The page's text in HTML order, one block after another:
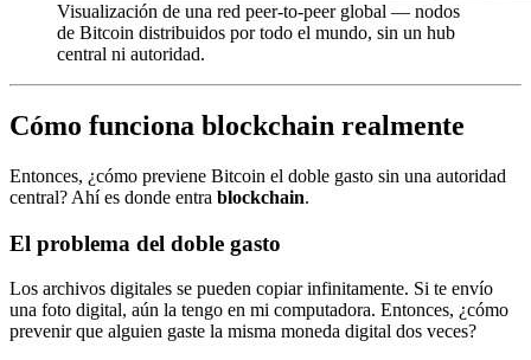
Visualización de una red peer-to-peer global — nodos
de Bitcoin distribuidos por todo el mundo, sin un hub
central ni autoridad.
Cómo funciona blockchain realmente
Entonces, ¿cómo previene Bitcoin el doble gasto sin una autoridad
central? Ahí es donde entra blockchain.
El problema del doble gasto
Los archivos digitales se pueden copiar infinitamente. Si te envío
una foto digital, aún la tengo en mi computadora. Entonces, ¿cómo
prevenir que alguien gaste la misma moneda digital dos veces?